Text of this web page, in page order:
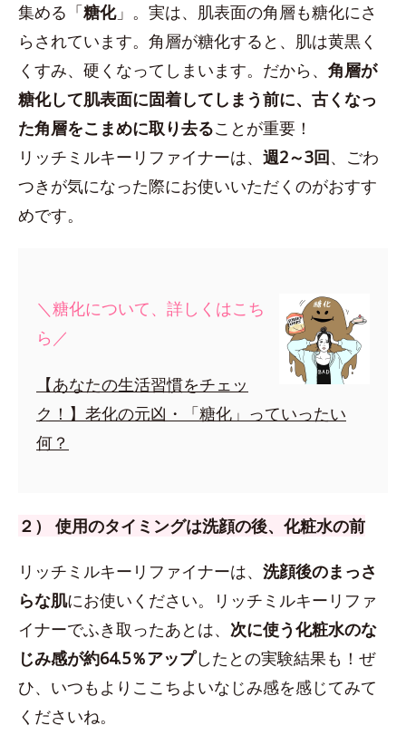
集める「糖化」。実は、肌表面の角層も糖化にさ
らされています。角層が糖化すると、肌は黄黒く
くすみ、硬くなってしまいます。だから、 角層が
糖化して肌表面に固着してしまう前に、古くなっ
た角層をこまめに取り去ることが重要！
リッチミルキーリファイナーは、 週2～3回、ごわ
つきが気になった際にお使いいただくのがおすす
めです。
＼糖化について、詳しくはこち
ら／
【あなたの生活習慣をチェッ
ク！】老化の元凶・「糖化」っていったい
何？
２） 使用のタイミングは洗顔の後、化粧水の前
リッチミルキーリファイナーは、 洗顔後のまっさ
らな肌にお使いください。リッチミルキーリファ
イナーでふき取ったあとは、 次に使う化粧水のな
じみ感が約64.5％アップしたとの実験結果も！ぜ
ひ、いつもよりここちよいなじみ感を感じてみて
くださいね。